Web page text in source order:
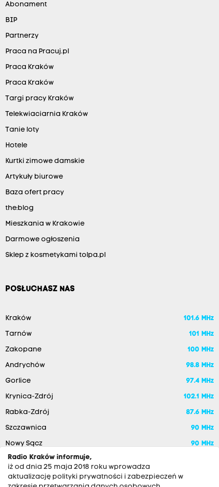
Abonament
BIP
Partnerzy
Praca na Pracuj.pl
Praca Kraków
Praca Kraków
Targi pracy Kraków
Telekwiaciarnia Kraków
Tanie loty
Hotele
Kurtki zimowe damskie
Artykuły biurowe
Baza ofert pracy
the:blog
Mieszkania w Krakowie
Darmowe ogłoszenia
Sklep z kosmetykami tolpa.pl
POSŁUCHASZ NAS
Kraków 101.6 MHz
Tarnów 101 MHz
Zakopane 100 MHz
Andrychów 98.8 MHz
Gorlice 97.4 MHz
Krynica-Zdrój 102.1 MHz
Rabka-Zdrój 87.6 MHz
Szczawnica 90 MHz
Nowy Sącz
90 MHz
Radio Kraków informuje,
iż od dnia 25 maja 2018 roku wprowadza
aktualizację polityki prywatności i zabezpieczeń w